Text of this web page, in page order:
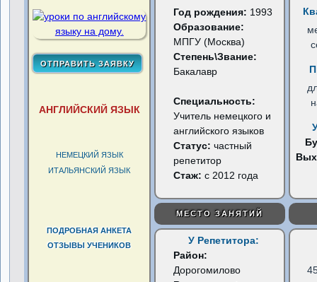
АНГЛИЙСКИЙ ЯЗЫК
НЕМЕЦКИЙ ЯЗЫК
ИТАЛЬЯНСКИЙ ЯЗЫК
ПОДРОБНАЯ АНКЕТА
ОТЗЫВЫ УЧЕНИКОВ
Год рождения: 1993
Образование:
МПГУ (Москва)
Степень\Звание:
Бакалавр
Специальность:
Учитель немецкого и
английского языков
Статус:частный
репетитор
Стаж: с 2012 года
МЕСТО ЗАНЯТИЙ
У Репетитора:
Район:
Дорогомилово